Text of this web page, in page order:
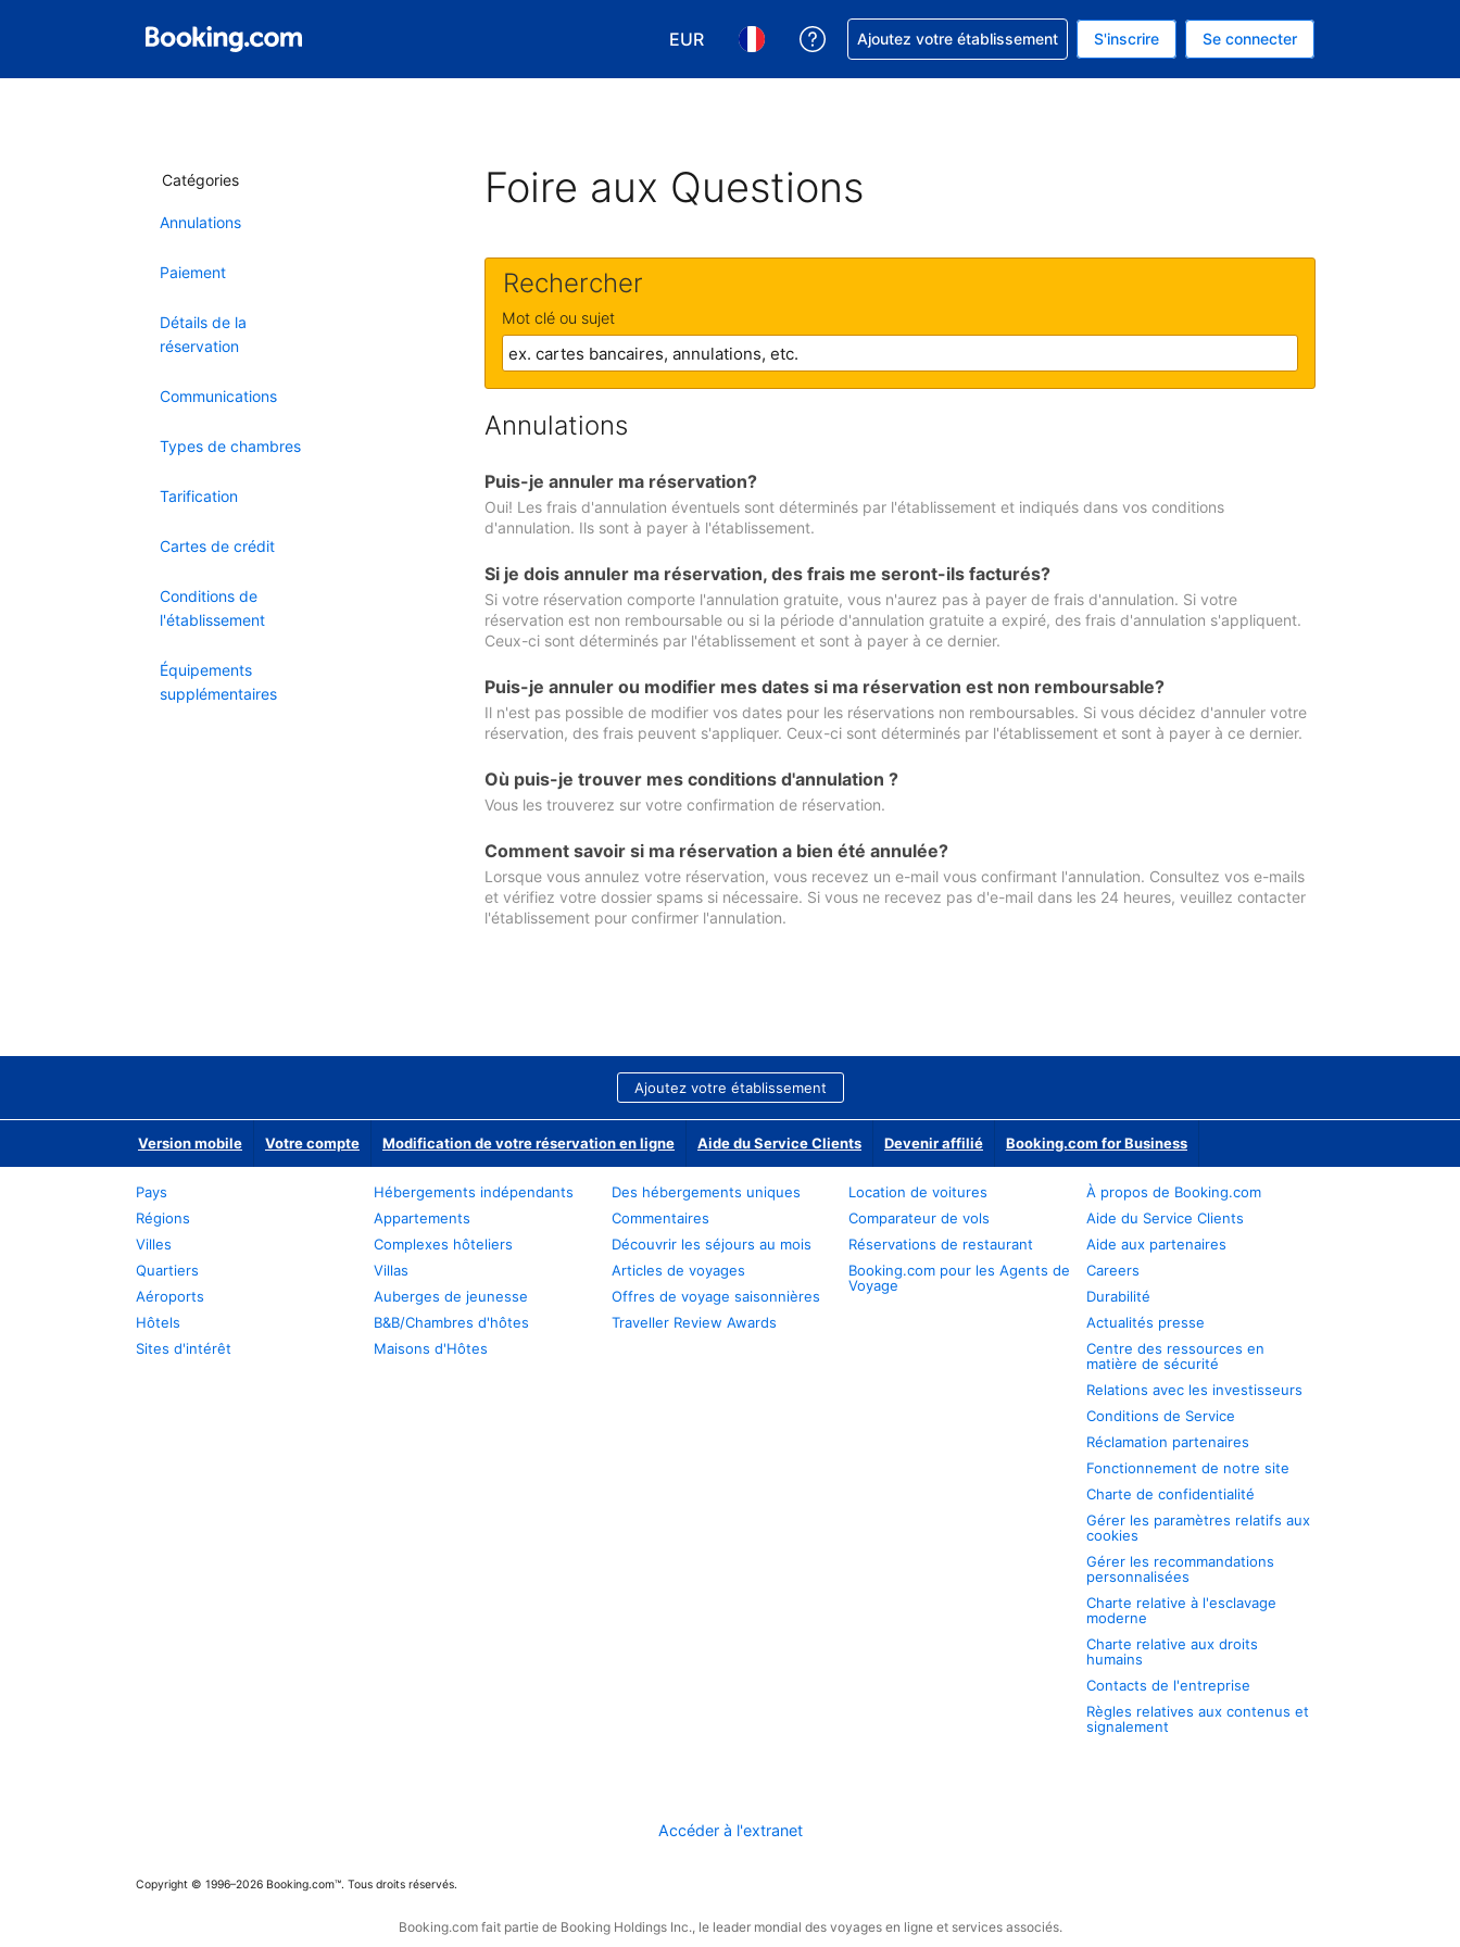
EUR
Choisissez votre devise. Votre devise actuelle est celle-ci : EUR.
Choisissez votre langue. Votre langue actuelle est celle-ci : Français.
Obtenez de l'aide concernant votre réservation
Ajoutez votre établissement S'inscrire Se connecter
Catégories
Annulations
Paiement
Détails de la
réservation
Communications
Types de chambres
Tarification
Cartes de crédit
Conditions de
l'établissement
Équipements
supplémentaires
Foire aux Questions
Rechercher
Mot clé ou sujet
Annulations
Puis-je annuler ma réservation?
Oui! Les frais d'annulation éventuels sont déterminés par l'établissement et indiqués dans vos conditions
d'annulation. Ils sont à payer à l'établissement.
Si je dois annuler ma réservation, des frais me seront-ils facturés?
Si votre réservation comporte l'annulation gratuite, vous n'aurez pas à payer de frais d'annulation. Si votre
réservation est non remboursable ou si la période d'annulation gratuite a expiré, des frais d'annulation s'appliquent.
Ceux-ci sont déterminés par l'établissement et sont à payer à ce dernier.
Puis-je annuler ou modifier mes dates si ma réservation est non remboursable?
Il n'est pas possible de modifier vos dates pour les réservations non remboursables. Si vous décidez d'annuler votre
réservation, des frais peuvent s'appliquer. Ceux-ci sont déterminés par l'établissement et sont à payer à ce dernier.
Où puis-je trouver mes conditions d'annulation ?
Vous les trouverez sur votre confirmation de réservation.
Comment savoir si ma réservation a bien été annulée?
Lorsque vous annulez votre réservation, vous recevez un e-mail vous confirmant l'annulation. Consultez vos e-mails
et vérifiez votre dossier spams si nécessaire. Si vous ne recevez pas d'e-mail dans les 24 heures, veuillez contacter
l'établissement pour confirmer l'annulation.
Ajoutez votre établissement
Version mobile Votre compte Modification de votre réservation en ligne Aide du Service Clients Devenir affilié Booking.com for Business
Pays
Régions
Villes
Quartiers
Aéroports
Hôtels
Sites d'intérêt
Hébergements indépendants
Appartements
Complexes hôteliers
Villas
Auberges de jeunesse
B&B/Chambres d'hôtes
Maisons d'Hôtes
Des hébergements uniques
Commentaires
Découvrir les séjours au mois
Articles de voyages
Offres de voyage saisonnières
Traveller Review Awards
Location de voitures
Comparateur de vols
Réservations de restaurant
Booking.com pour les Agents de
Voyage
À propos de Booking.com
Aide du Service Clients
Aide aux partenaires
Careers
Durabilité
Actualités presse
Centre des ressources en
matière de sécurité
Relations avec les investisseurs
Conditions de Service
Réclamation partenaires
Fonctionnement de notre site
Charte de confidentialité
Gérer les paramètres relatifs aux
cookies
Gérer les recommandations
personnalisées
Charte relative à l'esclavage
moderne
Charte relative aux droits
humains
Contacts de l'entreprise
Règles relatives aux contenus et
signalement
Accéder à l'extranet
Copyright © 1996–2026 Booking.com™. Tous droits réservés.
Booking.com fait partie de Booking Holdings Inc., le leader mondial des voyages en ligne et services associés.